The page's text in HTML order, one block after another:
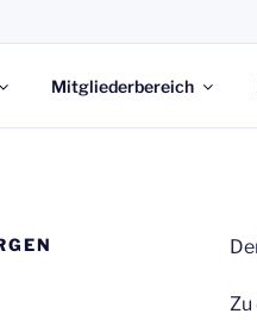
Mitgliederbereich
Zu